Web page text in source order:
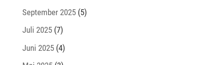
September 2025(5)
Juli 2025(7)
Juni 2025(4)